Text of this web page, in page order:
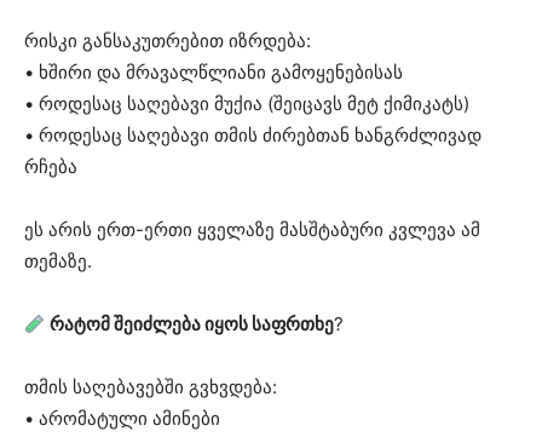
რისკი განსაკუთრებით იზრდება:
• ხშირი და მრავალწლიანი გამოყენებისას
• როდესაც საღებავი მუქია (შეიცავს მეტ ქიმიკატს)
• როდესაც საღებავი თმის ძირებთან ხანგრძლივად
რჩება
ეს არის ერთ-ერთი ყველაზე მასშტაბური კვლევა ამ
თემაზე.
რატომ შეიძლება იყოს საფრთხე?
თმის საღებავებში გვხვდება:
• არომატული ამინები